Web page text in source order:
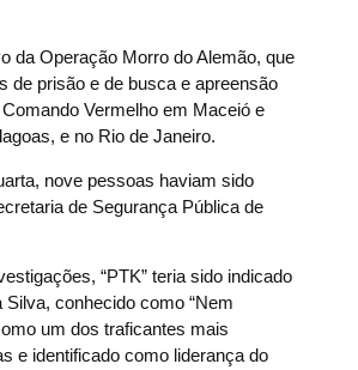
da Operação Morro do Alemão, que
de prisão e de busca e apreensão
Vermelho em Maceió e
e no Rio de Janeiro.
nove pessoas haviam sido
de Segurança Pública de
“PTK” teria sido indicado
conhecido como “Nem
um dos traficantes mais
e identificado como liderança do